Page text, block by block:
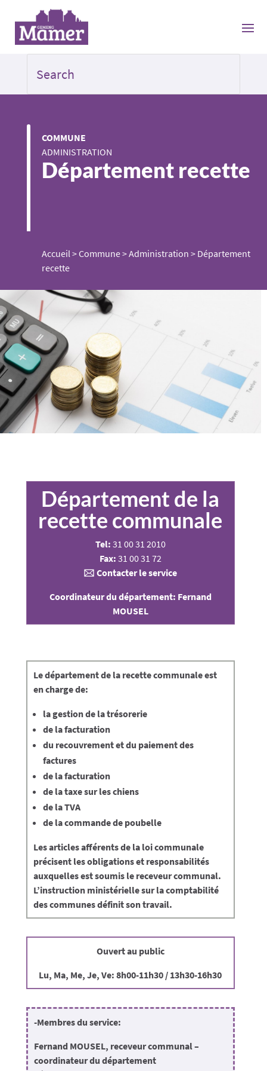
COMMUNE
ADMINISTRATION
Département recette
Accueil>Commune>Administration > Département
recette
Département de la
recette communale
Tel: 31 00 31 2010
Fax: 31 00 31 72
🖂Contacter le service
Coordinateur du département: Fernand
MOUSEL
Ledépartement de la recette communaleest
en charge de:
la gestion de la trésorerie
de la facturation
du recouvrement et du paiement des
factures
de la facturation
de la taxe sur les chiens
de la TVA
de la commande de poubelle
Les articles afférents de la loi communale
précisent les obligations et responsabilités
auxquelles est soumis le receveur communal.
L’instruction ministérielle sur la comptabilité
des communes définit son travail.
Ouvert au public
Lu, Ma, Me, Je, Ve: 8h00-11h30 / 13h30-16h30
-Membres du service:
Fernand MOUSEL, receveur communal –
coordinateur du département